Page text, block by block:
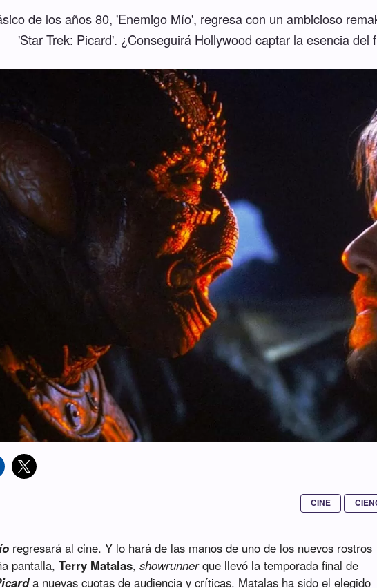
de los años 80, 'Enemigo Mío', regresa con un ambicioso
'Star Trek: Picard'. ¿Conseguirá Hollywood captar la esencia del
CINE
regresará al cine. Y lo hará de las manos de uno de los nuevos rostros
pantalla,Terry Matalas,showrunnerque llevó la temporada final de
a nuevas cuotas de audiencia y críticas. Matalas ha sido el elegido